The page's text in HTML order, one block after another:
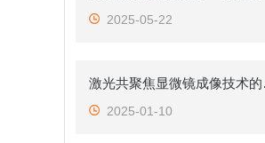
2025-05-22
激
2025-01-10